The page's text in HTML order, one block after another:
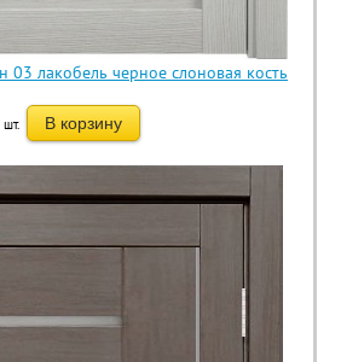
лакобель черное слоновая кость
шт. В корзину